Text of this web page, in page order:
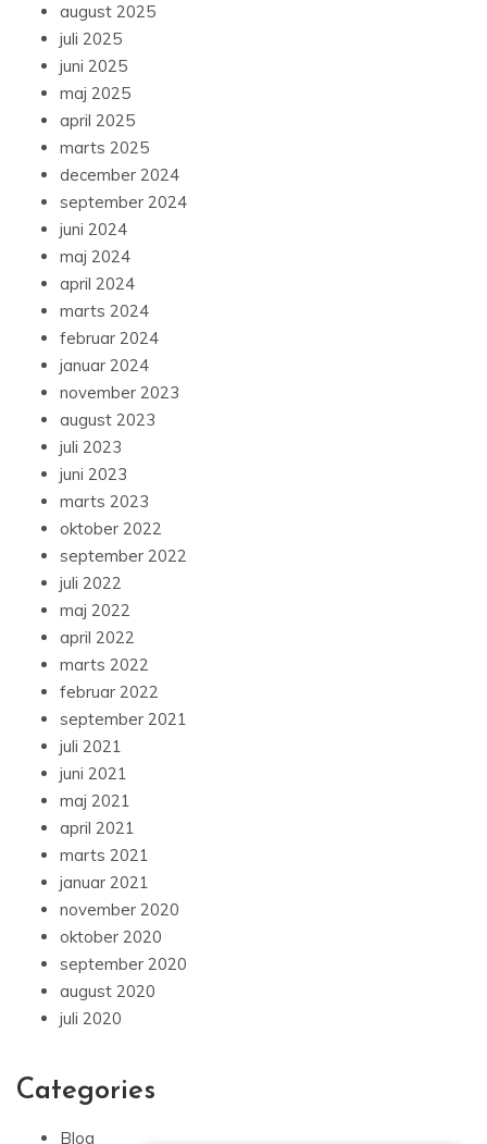
august 2025
juli 2025
juni 2025
maj 2025
april 2025
marts 2025
december 2024
september 2024
juni 2024
maj 2024
april 2024
marts 2024
februar 2024
januar 2024
november 2023
august 2023
juli 2023
juni 2023
marts 2023
oktober 2022
september 2022
juli 2022
maj 2022
april 2022
marts 2022
februar 2022
september 2021
juli 2021
juni 2021
maj 2021
april 2021
marts 2021
januar 2021
november 2020
oktober 2020
september 2020
august 2020
juli 2020
Categories
Blog